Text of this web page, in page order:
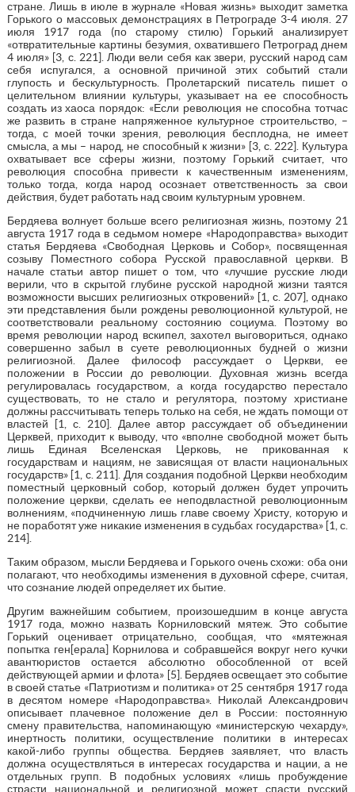
стране. Лишь в июле в журнале «Новая жизнь» выходит заметка
Горького о массовых демонстрациях в Петрограде 3-4 июля. 27
июля 1917 года (по старому стилю) Горький анализирует
«отвратительные картины безумия, охватившего Петроград днем
4 июля» [3, с. 221]. Люди вели себя как звери, русский народ сам
себя испугался, а основной причиной этих событий стали
глупость и бескультурность. Пролетарский писатель пишет о
целительном влиянии культуры, указывает на ее способность
создать из хаоса порядок: «Если революция не способна тотчас
же развить в стране напряженное культурное строительство, –
тогда, с моей точки зрения, революция бесплодна, не имеет
смысла, а мы – народ, не способный к жизни» [3, с. 222]. Культура
охватывает все сферы жизни, поэтому Горький считает, что
революция способна привести к качественным изменениям,
только тогда, когда народ осознает ответственность за свои
действия, будет работать над своим культурным уровнем.
Бердяева волнует больше всего религиозная жизнь, поэтому 21
августа 1917 года в седьмом номере «Народоправства» выходит
статья Бердяева «Свободная Церковь и Собор», посвященная
созыву Поместного собора Русской православной церкви. В
начале статьи автор пишет о том, что «лучшие русские люди
верили, что в скрытой глубине русской народной жизни таятся
возможности высших религиозных откровений» [1, с. 207], однако
эти представления были рождены революционной культурой, не
соответствовали реальному состоянию социума. Поэтому во
время революции народ вскипел, захотел выговориться, однако
совершенно забыл в суете революционных будней о жизни
религиозной. Далее философ рассуждает о Церкви, ее
положении в России до революции. Духовная жизнь всегда
регулировалась государством, а когда государство перестало
существовать, то не стало и регулятора, поэтому христиане
должны рассчитывать теперь только на себя, не ждать помощи от
властей [1, с. 210]. Далее автор рассуждает об объединении
Церквей, приходит к выводу, что «вполне свободной может быть
лишь Единая Вселенская Церковь, не прикованная к
государствам и нациям, не зависящая от власти национальных
государств» [1, с. 211]. Для создания подобной Церкви необходим
поместный церковный собор, который должен будет упрочить
положение церкви, сделать ее неподвластной революционным
волнениям, «подчиненную лишь главе своему Христу, которую и
не поработят уже никакие изменения в судьбах государства» [1, с.
214].
Таким образом, мысли Бердяева и Горького очень схожи: оба они
полагают, что необходимы изменения в духовной сфере, считая,
что сознание людей определяет их бытие.
Другим важнейшим событием, произошедшим в конце августа
1917 года, можно назвать Корниловский мятеж. Это событие
Горький оценивает отрицательно, сообщая, что «мятежная
попытка ген[ерала] Корнилова и собравшейся вокруг него кучки
авантюристов остается абсолютно обособленной от всей
действующей армии и флота» [5]. Бердяев освещает это событие
в своей статье «Патриотизм и политика» от 25 сентября 1917 года
в десятом номере «Народоправства». Николай Александрович
описывает плачевное положение дел в России: постоянную
смену правительства, напоминающую «министерскую чехарду»,
инертность политики, осуществление политики в интересах
какой-либо группы общества. Бердяев заявляет, что власть
должна осуществляться в интересах государства и нации, а не
отдельных групп. В подобных условиях «лишь пробуждение
страсти национальной и религиозной может спасти русский